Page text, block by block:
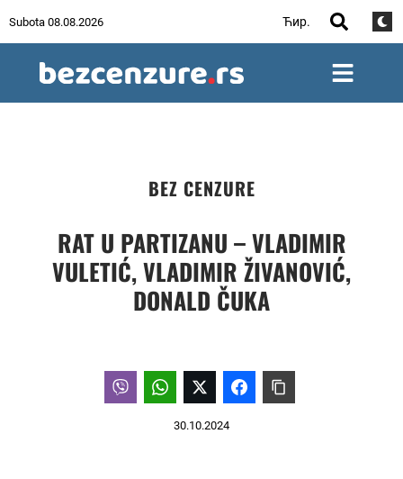
Subota 08.08.2026 Ћир.
BEZ CENZURE
RAT U PARTIZANU – VLADIMIR
VULETIĆ, VLADIMIR ŽIVANOVIĆ,
DONALD ČUKA
30.10.2024